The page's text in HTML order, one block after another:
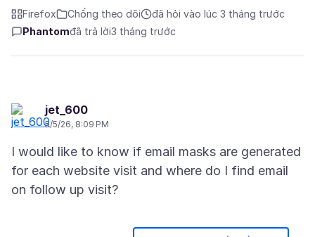
Firefox Chống theo dõi
đã hỏi vào lúc 3 tháng trước
Phantomđã trả lời3 tháng trước
jet_600
5/5/26, 8:09 PM
I would like to know if email masks are generated
for each website visit and where do I find email